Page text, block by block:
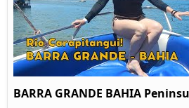
BARRA GRANDE BAHIA